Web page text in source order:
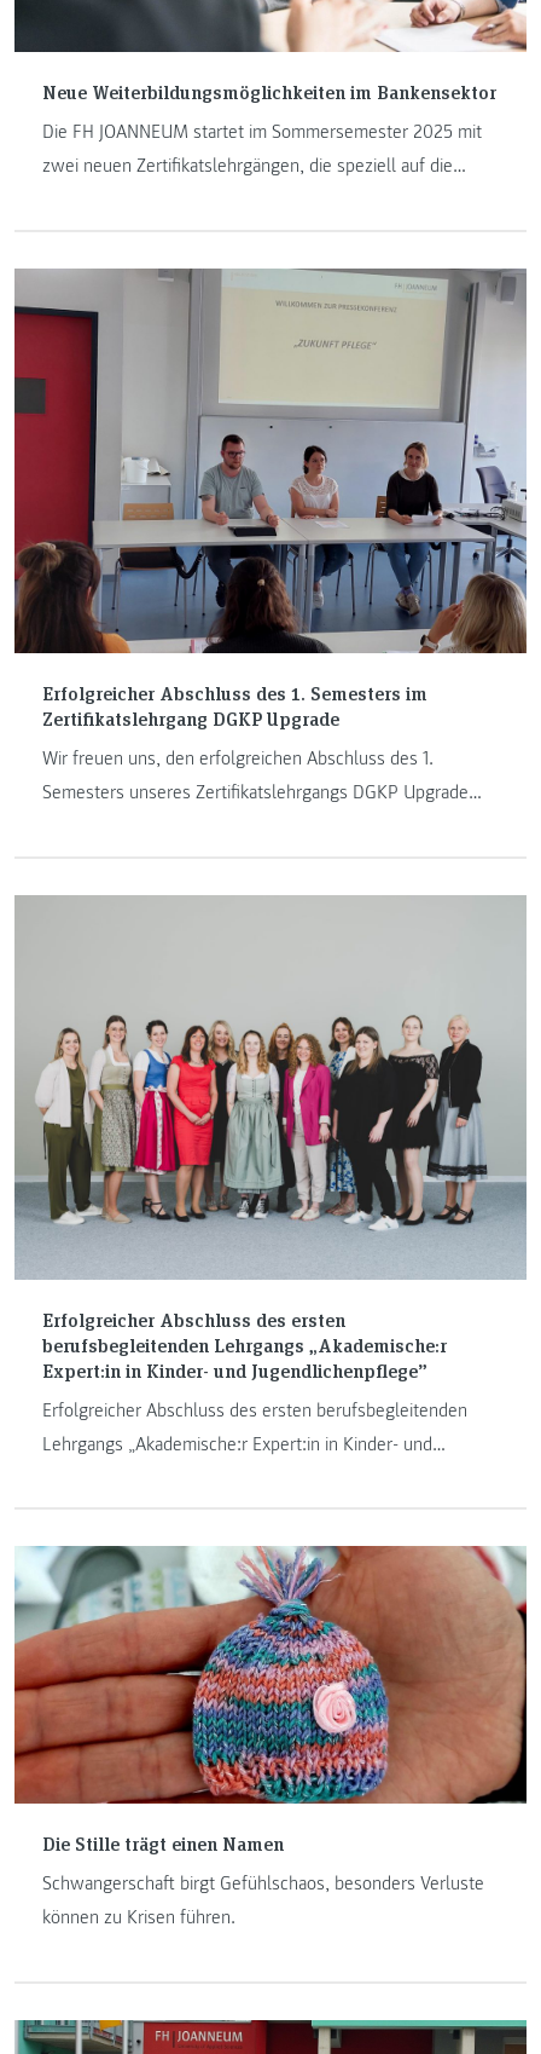
Neue Weiterbildungsmöglichkeiten im Bankensektor
Die FH JOANNEUM startet im Sommersemester 2025 mit
zwei neuen Zertifikatslehrgängen, die speziell auf die
Retail Banking Expert“ beginnen bereits im Februar 2025
und bieten eine einzigartige Gelegenheit, sich praxisnah
weiterzubilden.
Erfolgreicher Abschluss des 1. Semesters im
Zertifikatslehrgang DGKP Upgrade
Wir freuen uns, den erfolgreichen Abschluss des 1.
Semesters unseres Zertifikatslehrgangs DGKP Upgrade
Erfolgreicher Abschluss des ersten
berufsbegleitenden Lehrgangs „Akademische:r
Expert:in in Kinder- und Jugendlichenpflege”
Erfolgreicher Abschluss des ersten berufsbegleitenden
Lehrgangs „Akademische:r Expert:in in Kinder- und
Die Stille trägt einen Namen
Schwangerschaft birgt Gefühlschaos, besonders Verluste
können zu Krisen führen.